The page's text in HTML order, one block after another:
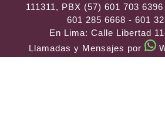
111311, PBX (57) 601 703
601 285 6668 - 601
En Lima: Calle Libertad
Llamadas y Mensajes por